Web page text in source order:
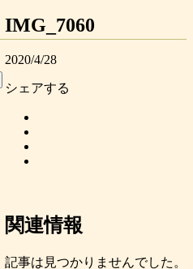
IMG_7060
2020/4/28
シェアする
関連情報
記事は見つかりませんでした。